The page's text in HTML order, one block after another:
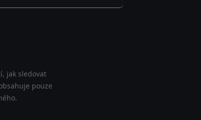
jak sledovat
pouze